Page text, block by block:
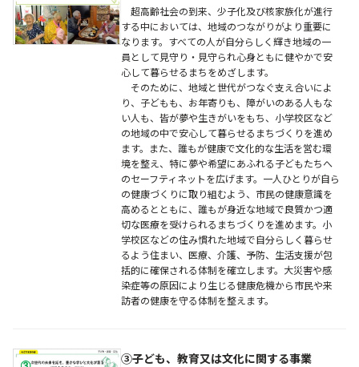
超高齢社会の到来、少子化及び核家族化が進行
する中においては、地域のつながりがより重要に
なります。すべての人が自分らしく輝き地域の一
員として見守り・見守られ心身ともに健やかで安
心して暮らせるまちをめざします。
そのために、地域と世代がつなぐ支え合いによ
り、子どもも、お年寄りも、障がいのある人もな
い人も、皆が夢や生きがいをもち、小学校区など
の地域の中で安心して暮らせるまちづくりを進め
ます。また、誰もが健康で文化的な生活を営む環
境を整え、特に夢や希望にあふれる子どもたちへ
のセーフティネットを広げます。一人ひとりが自ら
の健康づくりに取り組むよう、市民の健康意識を
高めるとともに、誰もが身近な地域で良質かつ適
切な医療を受けられるまちづくりを進めます。小
学校区などの住み慣れた地域で自分らしく暮らせ
るよう住まい、医療、介護、予防、生活支援が包
括的に確保される体制を確立します。大災害や感
染症等の原因により生じる健康危機から市民や来
訪者の健康を守る体制を整えます。
③子ども、教育又は文化に関する事業